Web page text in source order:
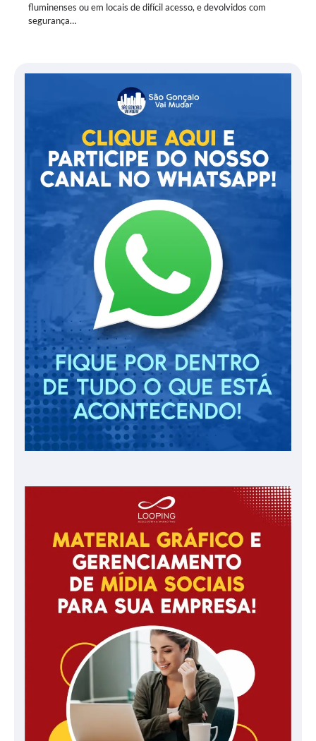
fluminenses ou em locais de difícil acesso, e devolvidos com
segurança…